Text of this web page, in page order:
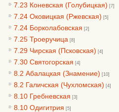
7.23 Коневская (Голубицкая) [7]
7.24 Оковицкая (Ржевская) [5]
7.24 Борколабовская [2]
7.25 Троеручица [8]
7.29 Чирская (Псковская) [4]
7.30 Святогорская [4]
8.2 Абалацкая (Знамение) [10]
8.2 Галичская (Чухломская) [4]
8.10 Гребневская [3]
8.10 Одигитрия [5]